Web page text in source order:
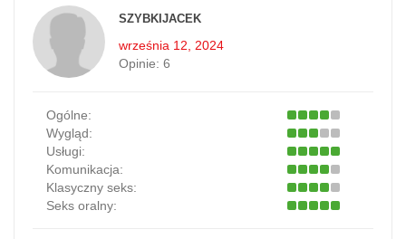
SZYBKIJACEK
września 12, 2024
Opinie: 6
Ogólne:
Wygląd:
Usługi:
Komunikacja:
Klasyczny seks:
Seks oralny: